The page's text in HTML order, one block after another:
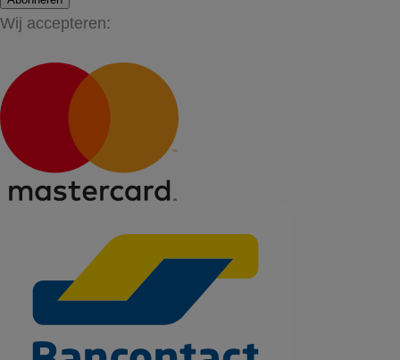
Wij accepteren: